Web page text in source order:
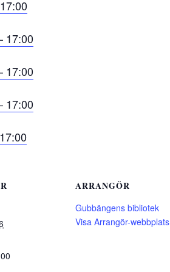
17:00
17:00
17:00
ARRANGÖR
Gubbängens bibliotek
Visa Arrangör-webbplats